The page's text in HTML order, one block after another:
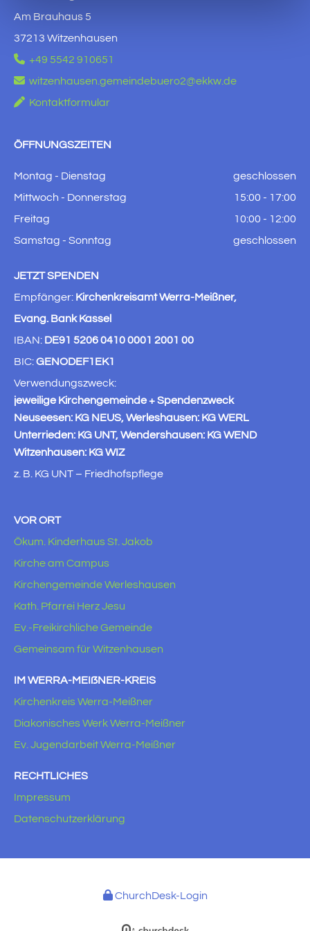
Am Brauhaus 5
37213 Witzenhausen
 +49 5542 910651
 witzenhausen.gemeindebuero2@ekkw.de
 Kontaktformular
ÖFFNUNGSZEITEN
Montag - Dienstag
geschlossen
Mittwoch - Donnerstag
15:00 - 17:00
Freitag
10:00 - 12:00
Samstag - Sonntag
geschlossen
JETZT SPENDEN
Empfänger: Kirchenkreisamt Werra-Meißner,
Evang. Bank Kassel
IBAN: DE91 5206 0410 0001 2001 00
BIC:GENODEF1EK1
Verwendungszweck:
jeweilige Kirchengemeinde + Spendenzweck
Neuseesen: KG NEUS, Werleshausen: KG WERL
Unterrieden: KG UNT, Wendershausen: KG WEND
Witzenhausen: KG WIZ
z. B. KG UNT – Friedhofspflege
VOR ORT
Ökum. Kinderhaus St. Jakob
Kirche am Campus
Kirchengemeinde Werleshausen
Kath. Pfarrei Herz Jesu
Ev.-Freikirchliche Gemeinde
Gemeinsam für Witzenhausen
IM WERRA-MEIẞNER-KREIS
Kirchenkreis Werra-Meißner
Diakonisches Werk Werra-Meißner
Ev. Jugendarbeit Werra-Meißner
RECHTLICHES
Impressum
Datenschutzerklärung
ChurchDesk-Login